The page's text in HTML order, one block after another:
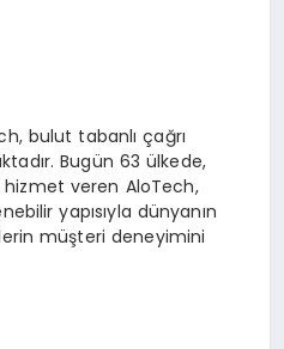
bulut tabanlı çağrı
Bugün 63 ülkede,
veren AloTech,
yapısıyla dünyanın
müşteri deneyimini